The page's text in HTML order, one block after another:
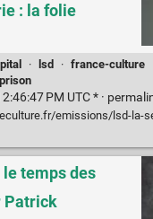
: la folie
· lsd · france-culture
prison
PM UTC * ·
lsd-la-serie-documentaire/psychiatrie-la-folie-
temps des
Patrick